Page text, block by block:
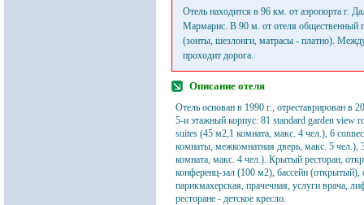
Отель находится в 96 км. от аэропорта г.
Мармарис. В 90 м. от отеля общественный
(зонты, шезлонги, матрасы - платно).
проходит дорога.
Описание отеля
Отель основан в 1990 г., отреставрирован в
5-и этажный корпус: 81 standard garden view
suites (45 м2,1 комната, макс. 4 чел.), 6
комнаты, межкомнатная дверь, макс. 5 чел.),
комната, макс. 4 чел.). Крытый ресторан,
конференц-зал (100 м2), бассейн (открытый),
парикмахерская, прачечная, услуги врача,
ресторане - детское кресло.